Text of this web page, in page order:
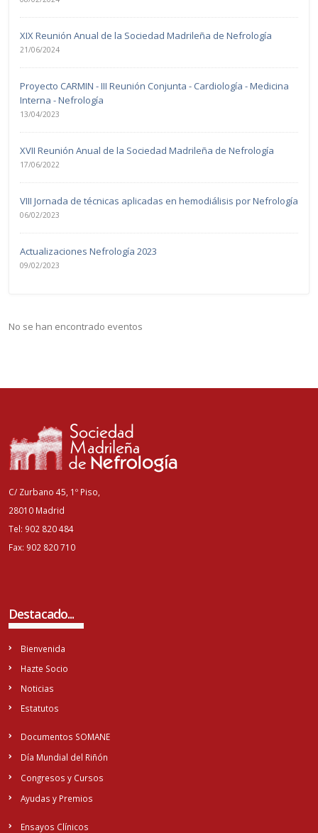
XIX Reunión Anual de la Sociedad Madrileña de Nefrología
21/06/2024
Proyecto CARMIN - III Reunión Conjunta - Cardiología - Medicina
Interna - Nefrología
13/04/2023
XVII Reunión Anual de la Sociedad Madrileña de Nefrología
17/06/2022
VIII Jornada de técnicas aplicadas en hemodiálisis por Nefrología
06/02/2023
Actualizaciones Nefrología 2023
09/02/2023
No se han encontrado eventos
C/ Zurbano 45, 1º Piso,
28010 Madrid
Tel: 902 820 484
Fax: 902 820 710
Destacado...
Bienvenida
Hazte Socio
Noticias
Estatutos
Documentos SOMANE
Día Mundial del Riñón
Congresos y Cursos
Ayudas y Premios
Ensayos Clínicos